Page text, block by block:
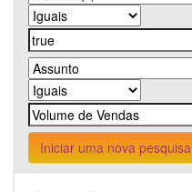
Iniciar uma nova pesquisa